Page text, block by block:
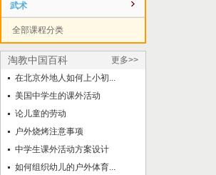
武术
全部课程分类
淘教中国百科
更多>>
在北京外地人如何上小初...
美国中学生的课外活动
论儿童的劳动
户外烧烤注意事项
中学生课外活动方案设计
如何组织幼儿的户外体育...